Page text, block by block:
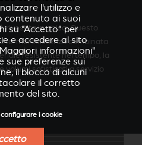
rivestita in ghisa. Questo
termoresistenza combinata
resistente nel tempo, la
volumi sofisticati a servizio
l'utilizzo e
contenuto ai suoi
su "Accetto" per
e accedere al sito
informazioni"
sue preferenze sui
il blocco di alcuni
il corretto
del sito.
i cookie